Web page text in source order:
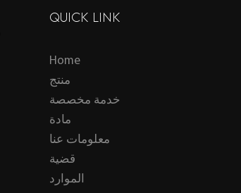
QUICK LINK
Home
منتج
خدمة مخصصة
مادة
معلومات عنا
قضية
الموارد